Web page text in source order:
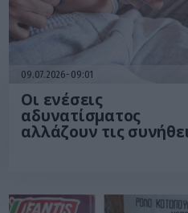
09.07.2026 09:01
Οι ενέσεις
αδυνατίσματος
αλλάζουν τις